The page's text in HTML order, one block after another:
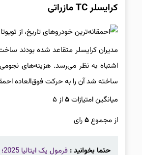
کرایسلر TC مازراتی
ساخته شد آن را به حرکت فوق‌العاده
میانگین امتیازات۵از ۵
از مجموع۵رای
حتما بخوانید : فرمول یک ایتالیا 2025؛ پیروزی وستپن و بازگشت به روزهای اوج